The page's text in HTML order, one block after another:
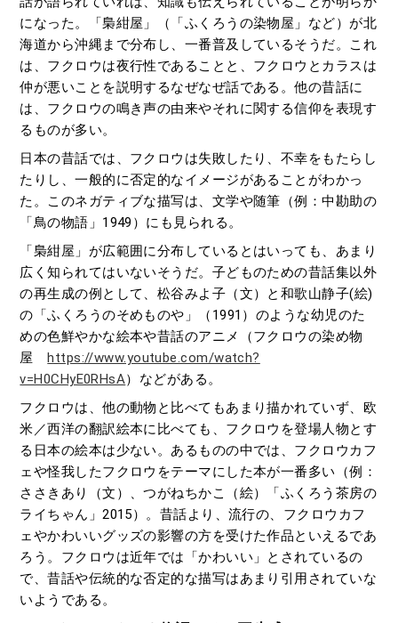
になった。「梟紺屋」（「ふくろうの染物屋」など）が北
海道から沖縄まで分布し、一番普及しているそうだ。これ
は、フクロウは夜行性であることと、フクロウとカラスは
仲が悪いことを説明するなぜなぜ話である。他の昔話に
は、フクロウの鳴き声の由来やそれに関する信仰を表現す
るものが多い。
日本の昔話では、フクロウは失敗したり、不幸をもたらし
たりし、一般的に否定的なイメージがあることがわかっ
た。このネガティブな描写は、文学や随筆（例：中勘助の
「鳥の物語」1949）にも見られる。
「梟紺屋」が広範囲に分布しているとはいっても、あまり
広く知られてはいないそうだ。子どものための昔話集以外
の再生成の例として、松谷みよ子（文）と和歌山静子(絵)
の「ふくろうのそめものや」（1991）のような幼児のた
めの色鮮やかな絵本や昔話のアニメ（フクロウの染め物
屋https://www.youtube.com/watch?
v=H0CHyE0RHsA）などがある。
フクロウは、他の動物と比べてもあまり描かれていず、欧
米／西洋の翻訳絵本に比べても、フクロウを登場人物とす
る日本の絵本は少ない。あるものの中では、フクロウカフ
ェや怪我したフクロウをテーマにした本が一番多い（例：
ささきあり（文）、つがねちかこ（絵）「ふくろう茶房の
ライちゃん」2015）。昔話より、流行の、フクロウカフ
ェやかわいいグッズの影響の方を受けた作品といえるであ
ろう。フクロウは近年では「かわいい」とされているの
で、昔話や伝統的な否定的な描写はあまり引用されていな
いようである。